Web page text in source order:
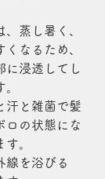
蒸し暑く、
なるため、
に浸透してし
汗と雑菌で髪
ロの状態にな
。
線を浴びる